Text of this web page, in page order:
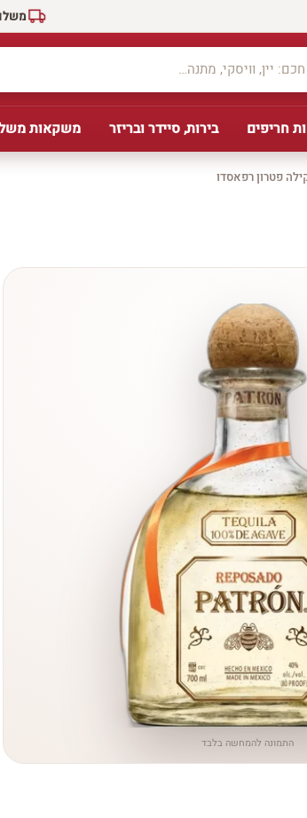
חריפים בירות, סיידר ובריזר משקאות
פטרון רפאסדו
←
התמונה להמחשה בלבד